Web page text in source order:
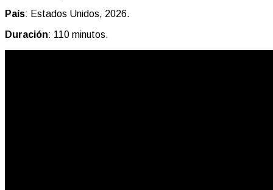
País: Estados Unidos, 2026.
Duración: 110 minutos.